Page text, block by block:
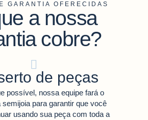
GARANTIA OFERECIDAS
a nossa
cobre?
de peças
possível, nossa equipe fará o
semijoia para garantir que você
usando sua peça com toda a